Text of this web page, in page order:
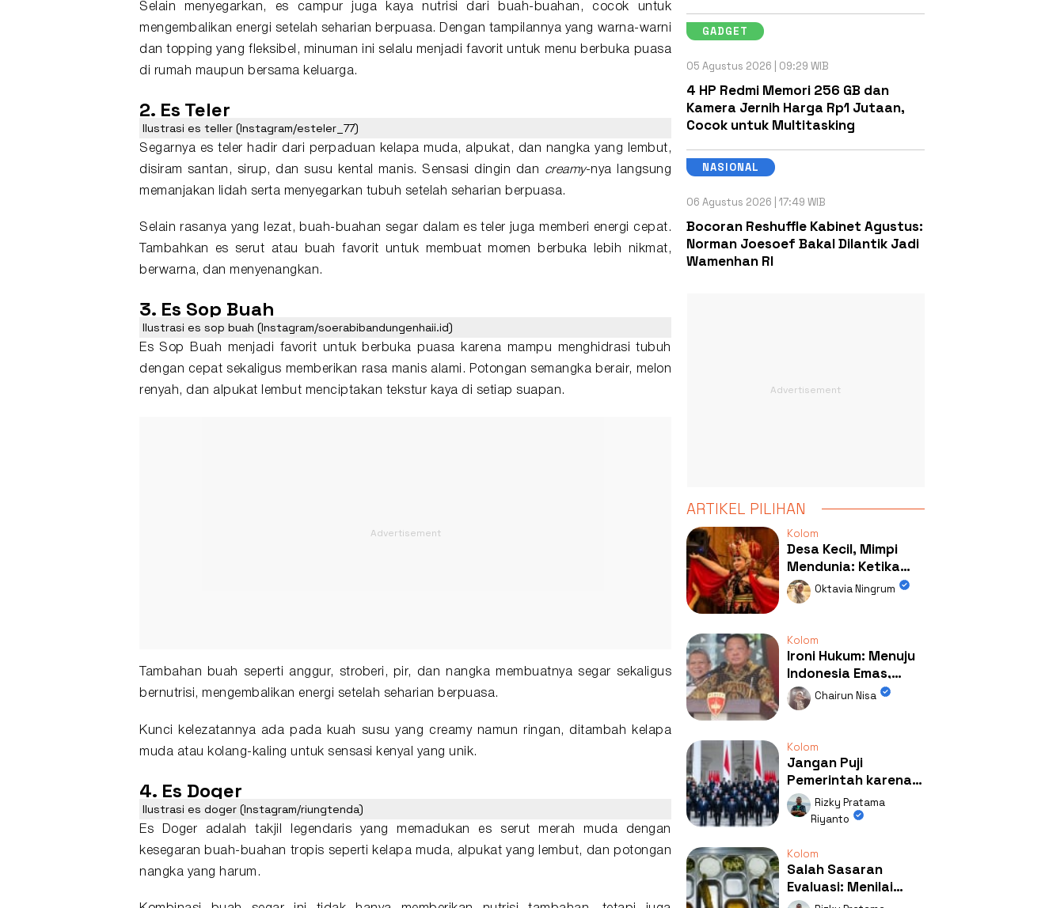
Selain menyegarkan, es campur juga kaya nutrisi dari buah-buahan, cocok untuk
mengembalikan energi setelah seharian berpuasa. Dengan tampilannya yang warna-warni
dan topping yang fleksibel, minuman ini selalu menjadi favorit untuk menu berbuka puasa
di rumah maupun bersama keluarga.
2. Es Teler
Ilustrasi es teller (Instagram/esteler_77)
Segarnya es teler hadir dari perpaduan kelapa muda, alpukat, dan nangka yang lembut,
disiram santan, sirup, dan susu kental manis. Sensasi dingin dan
creamy-nya langsung
memanjakan lidah serta menyegarkan tubuh setelah seharian berpuasa.
Selain rasanya yang lezat, buah-buahan segar dalam es teler juga memberi energi cepat.
Tambahkan es serut atau buah favorit untuk membuat momen berbuka lebih nikmat,
berwarna, dan menyenangkan.
3. Es Sop Buah
Ilustrasi es sop buah (Instagram/soerabibandungenhaii.id)
Es Sop Buah menjadi favorit untuk berbuka puasa karena mampu menghidrasi tubuh
dengan cepat sekaligus memberikan rasa manis alami. Potongan semangka berair, melon
renyah, dan alpukat lembut menciptakan tekstur kaya di setiap suapan.
Tambahan buah seperti anggur, stroberi, pir, dan nangka membuatnya segar sekaligus
bernutrisi, mengembalikan energi setelah seharian berpuasa.
Kunci kelezatannya ada pada kuah susu yang creamy namun ringan, ditambah kelapa
muda atau kolang-kaling untuk sensasi kenyal yang unik.
4. Es Doger
Ilustrasi es doger (Instagram/riungtenda)
Es Doger adalah takjil legendaris yang memadukan es serut merah muda dengan
kesegaran buah-buahan tropis seperti kelapa muda, alpukat yang lembut, dan potongan
nangka yang harum.
GADGET
05 Agustus 2026 | 09:29 WIB
4 HP Redmi Memori 256 GB dan
Kamera Jernih Harga Rp1 Jutaan,
Cocok untuk Multitasking
NASIONAL
06 Agustus 2026 | 17:49 WIB
Bocoran Reshuffle Kabinet Agustus:
Norman Joesoef Bakal Dilantik Jadi
Wamenhan RI
ARTIKEL PILIHAN
Kolom
Desa Kecil, Mimpi
Mendunia: Ketika
Kolaborasi
Mengubah Wajah
Oktavia Ningrum
Kolom
Ironi Hukum: Menuju
Indonesia Emas,
Ternyata Emasnya
Ada di Rumah Febrie!
Chairun Nisa
Kolom
Jangan Puji
Pemerintah karena
Kerja: Mengapa
Publik Begitu Mudah
Rizky Pratama
Riyanto
Kolom
Salah Sasaran
Evaluasi: Menilai
Program MBG Lewat